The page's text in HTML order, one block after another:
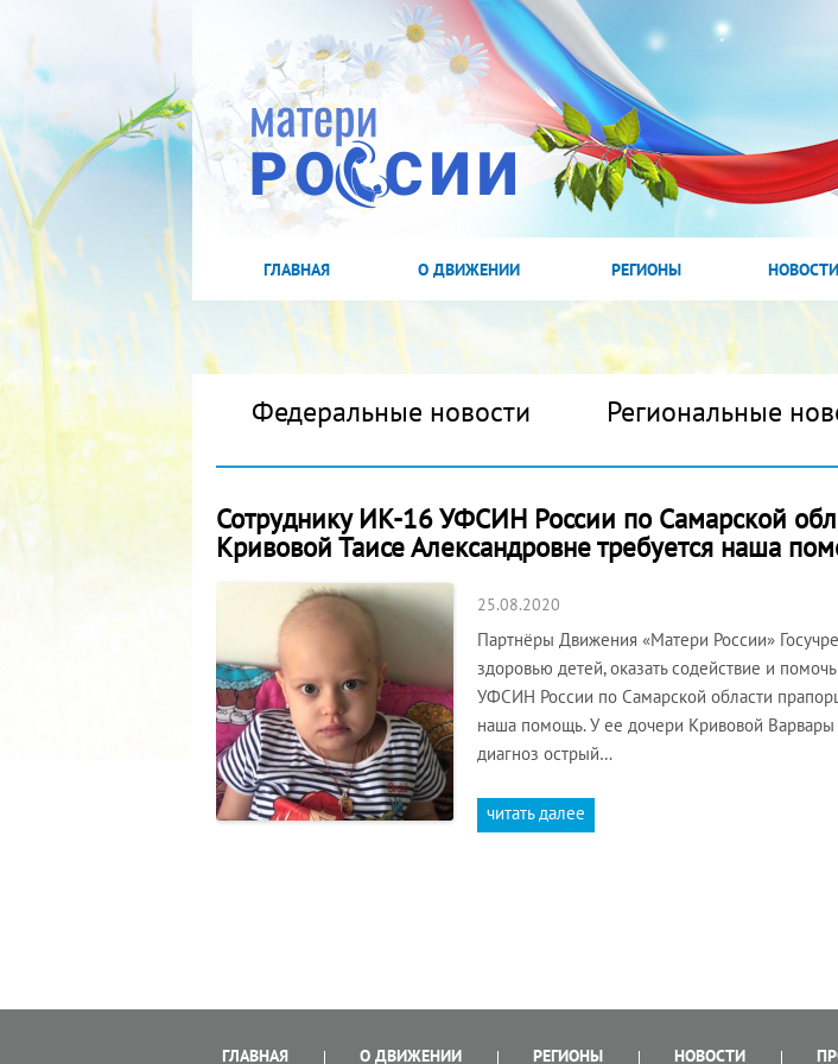
ГЛАВНАЯ О ДВИЖЕНИИ РЕГИОНЫ НОВОСТИ
Федеральные новости Региональные
Сотруднику ИК-16 УФСИН России по Самарской
Кривовой Таисе Александровне требуется наша
25.08.2020
Партнёры Движения «Матери России»
здоровью детей, оказать содействие и
УФСИН России по Самарской области
наша помощь. У ее дочери Кривовой Варвары
диагноз острый…
читать далее
ГЛАВНАЯ О ДВИЖЕНИИ РЕГИОНЫ НОВОСТИ